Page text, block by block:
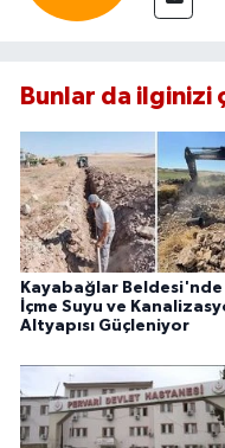
Bunlar da ilginizi
Kayabağlar Beldesi'nde
İçme Suyu ve
Altyapısı Güçleniyor